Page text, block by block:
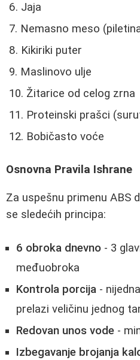
Jaja
Nemasno meso
Kikiriki puter
Maslinovo ulje
Žitarice od celog zrna
Proteinski prašci
Bobičasto voće
Osnovna Pravila Ishrane
Za uspešnu primenu ABS
se sledećih principa:
6 obroka dnevno - 3
međuobroka
Kontrola porcija -
prelazi veličinu jednog
Redovan unos vode -
Izbegavanje brojanja